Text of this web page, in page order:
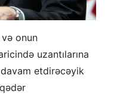
və onun
uzantılarına
etdirəcəyik